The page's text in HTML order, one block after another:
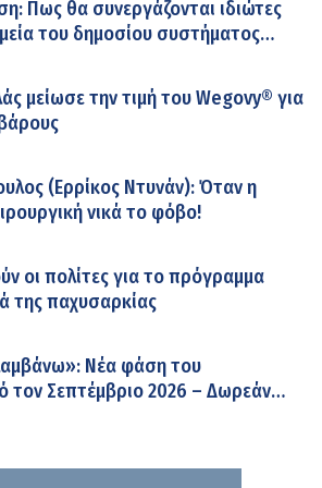
των φαρμάκων στη διάρκεια
& Healthcare Analyst,
Ανάπτυξης Ομίλου HHG
πέντε καινοτόμα φάρμακα φτάνει
θυρεοειδούς»; Τι λέει η
και τα συμπληρώματα
Αττική: Οι κίνδυνοι για τη δημόσια
και την Ογκολογία
Πως θα συνεργάζονται ιδιώτες
του δημοσίου συστήματος
μείωσε την τιμή του Wegovy® για
(Ερρίκος Ντυνάν): Όταν η
νικά το φόβο!
οι πολίτες για το πρόγραμμα
παχυσαρκίας
Νέα φάση του
Σεπτέμβριο 2026 – Δωρεάν
έως το 2030